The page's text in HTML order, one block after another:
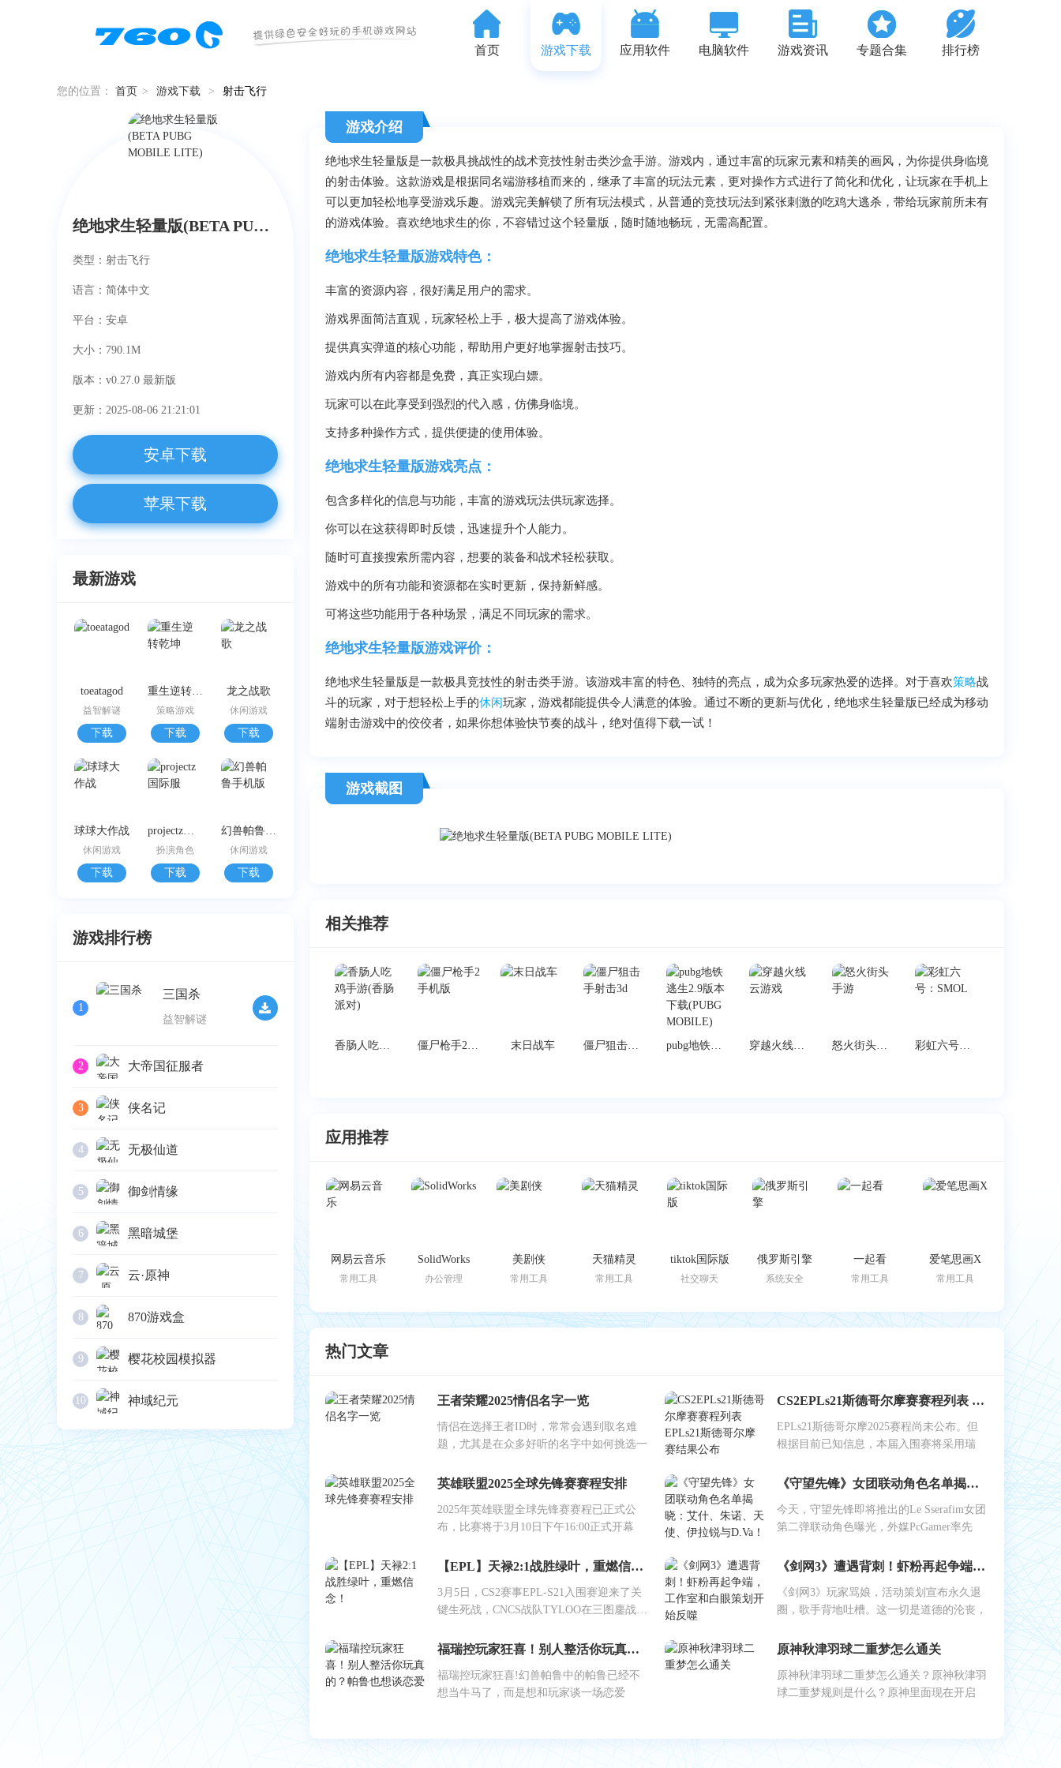
首页 游戏下载 应用软件 电脑软件 游戏资讯 专题合集 排行榜
您的位置： 首页 > 游戏下载 > 射击飞行
类型：射击飞行
语言：简体中文
平台：安卓
大小：790.1M
版本：v0.27.0 最新版
更新：2025-08-06 21:21:01
安卓下载
苹果下载
最新游戏
toeatagod
益智解谜
下载
重生逆转乾坤
策略游戏
下载
龙之战歌
休闲游戏
下载
球球大作战
休闲游戏
下载
projectz国际服
扮演角色
下载
幻兽帕鲁手机版
休闲游戏
下载
游戏排行榜
1
三国杀
益智解谜
2 大帝国征服者
3 侠名记
4 无极仙道
5 御剑情缘
6 黑暗城堡
7 云·原神
8 870游戏盒
9 樱花校园模拟器
10 神域纪元
游戏介绍
绝地求生轻量版(BETA PUBG MOBILE LITE)
绝地求生轻量版是一款极具挑战性的战术竞技性射击类沙盒手游。游戏内，通过丰富的玩家元素和精美的画风，为你提供身临境
的射击体验。这款游戏是根据同名端游移植而来的，继承了丰富的玩法元素，更对操作方式进行了简化和优化，让玩家在手机上
可以更加轻松地享受游戏乐趣。游戏完美解锁了所有玩法模式，从普通的竞技玩法到紧张刺激的吃鸡大逃杀，带给玩家前所未有
的游戏体验。喜欢绝地求生的你，不容错过这个轻量版，随时随地畅玩，无需高配置。
绝地求生轻量版游戏特色：
丰富的资源内容，很好满足用户的需求。
游戏界面简洁直观，玩家轻松上手，极大提高了游戏体验。
提供真实弹道的核心功能，帮助用户更好地掌握射击技巧。
游戏内所有内容都是免费，真正实现白嫖。
玩家可以在此享受到强烈的代入感，仿佛身临境。
支持多种操作方式，提供便捷的使用体验。
绝地求生轻量版游戏亮点：
包含多样化的信息与功能，丰富的游戏玩法供玩家选择。
你可以在这获得即时反馈，迅速提升个人能力。
随时可直接搜索所需内容，想要的装备和战术轻松获取。
游戏中的所有功能和资源都在实时更新，保持新鲜感。
可将这些功能用于各种场景，满足不同玩家的需求。
绝地求生轻量版游戏评价：
绝地求生轻量版是一款极具竞技性的射击类手游。该游戏丰富的特色、独特的亮点，成为众多玩家热爱的选择。对于喜欢策略战
斗的玩家，对于想轻松上手的休闲玩家，游戏都能提供令人满意的体验。通过不断的更新与优化，绝地求生轻量版已经成为移动
端射击游戏中的佼佼者，如果你想体验快节奏的战斗，绝对值得下载一试！
游戏截图
相关推荐
香肠人吃鸡手游(香肠派对) 僵尸枪手2手机版 末日战车 僵尸狙击手射击3d pubg地铁逃生2.9版本下载(PUBG MOBILE) 穿越火线云游戏 怒火街头手游 彩虹六号：SMOL
应用推荐
网易云音乐
常用工具
SolidWorks
办公管理
美剧侠
常用工具
天猫精灵
常用工具
tiktok国际版
社交聊天
俄罗斯引擎
系统安全
一起看
常用工具
爱笔思画X
常用工具
热门文章
王者荣耀2025情侣名字一览
情侣在选择王者ID时，常常会遇到取名难
题，尤其是在众多好听的名字中如何挑选一
CS2EPLs21斯德哥尔摩赛赛程列表 EPLs21斯德哥尔摩赛结果公布
EPLs21斯德哥尔摩2025赛程尚未公布。但
根据目前已知信息，本届入围赛将采用瑞
英雄联盟2025全球先锋赛赛程安排
2025年英雄联盟全球先锋赛赛程已正式公
布，比赛将于3月10日下午16:00正式开幕
《守望先锋》女团联动角色名单揭晓：艾什、朱诺、天使、伊拉锐与D.Va！
今天，守望先锋即将推出的Le Sserafim女团
第二弹联动角色曝光，外媒PcGamer率先
【EPL】天禄2:1战胜绿叶，重燃信念！
3月5日，CS2赛事EPL-S21入围赛迎来了关
键生死战，CNCS战队TYLOO在三图鏖战中
《剑网3》遭遇背刺！虾粉再起争端，工作室和白眼策划开始反噬
《剑网3》玩家骂娘，活动策划宣布永久退
圈，歌手背地吐槽。这一切是道德的沦丧，
福瑞控玩家狂喜！别人整活你玩真的？帕鲁也想谈恋爱
福瑞控玩家狂喜!幻兽帕鲁中的帕鲁已经不
想当牛马了，而是想和玩家谈一场恋爱
原神秋津羽球二重梦怎么通关
原神秋津羽球二重梦怎么通关？原神秋津羽
球二重梦规则是什么？原神里面现在开启